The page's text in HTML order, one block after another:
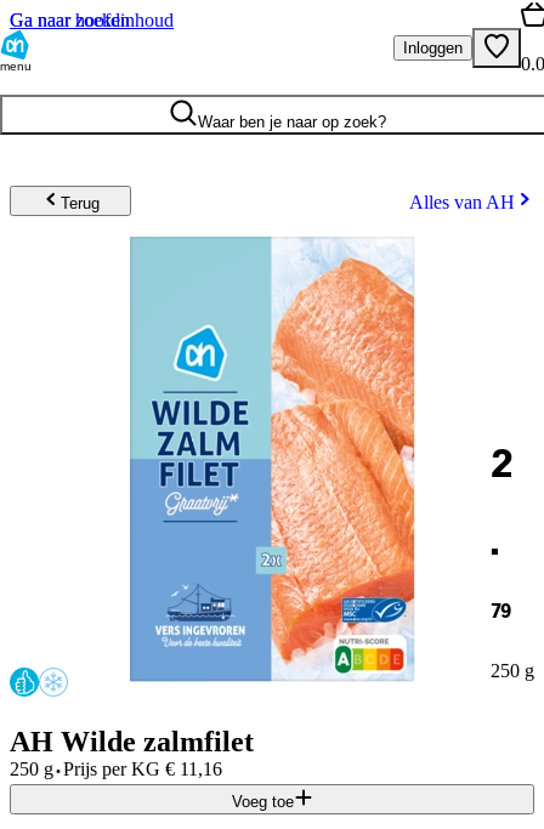
Ga naar hoofdinhoud
Ga naar zoeken
menu
Inloggen
Waar ben je naar op zoek?
Terug Alles van AH
2
.
79
250 g
AH Wilde zalmfilet
250 g·Prijs per KG € 11,16
Voeg toe